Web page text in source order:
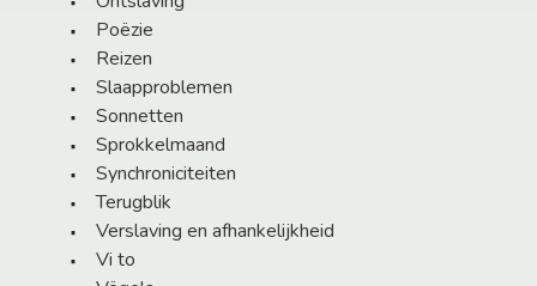
Poëzie
Reizen
Slaapproblemen
Sonnetten
Sprokkelmaand
Synchroniciteiten
Terugblik
Verslaving en afhankelijkheid
Vi to